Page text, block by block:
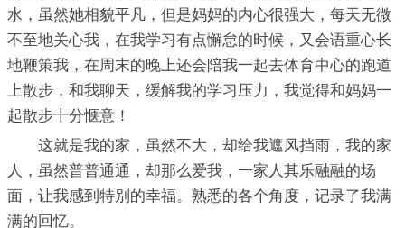
水，虽然她相貌平凡，但是妈妈的内心很强大，每天无微
不至地关心我，在我学习有点懈怠的时候，又会语重心长
地鞭策我，在周末的晚上还会陪我一起去体育中心的跑道
上散步，和我聊天，缓解我的学习压力，我觉得和妈妈一
起散步十分惬意！
这就是我的家，虽然不大，却给我遮风挡雨，我的家
人，虽然普普通通，却那么爱我，一家人其乐融融的场
面，让我感到特别的幸福。熟悉的各个角度，记录了我满
满的回忆。